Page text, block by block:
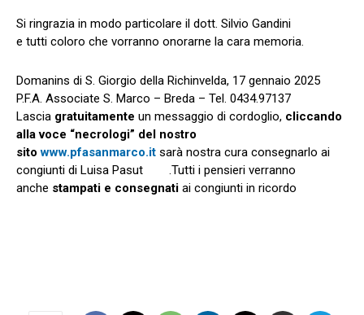
Si ringrazia in modo particolare il dott. Silvio Gandini
e tutti coloro che vorranno onorarne la cara memoria.
Domanins di S. Giorgio della Richinvelda, 17 gennaio 2025
P.F.A. Associate S. Marco – Breda – Tel. 0434.97137
Lascia gratuitamente un messaggio di cordoglio, cliccando
alla voce “necrologi” del nostro
sitowww.pfasanmarco.it sarà nostra cura consegnarlo ai
congiunti di Luisa Pasut .Tutti i pensieri verranno
anche stampati e consegnati ai congiunti in ricordo